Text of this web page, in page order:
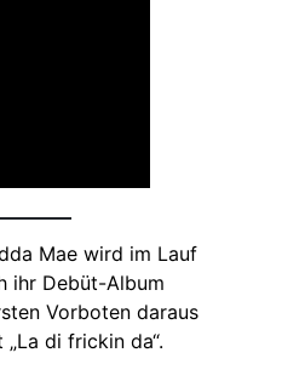
Mae wird im Lauf
ihr Debüt-Album
Vorboten daraus
di frickin da“.